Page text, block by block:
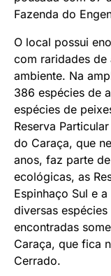
Fazenda do
O local possui
com raridades de
ambiente. Na
386 espécies de
espécies de
Reserva
do Caraça, que
anos, faz parte
ecológicas, as
Espinhaço Sul e
diversas
encontradas
Caraça, que fica
Cerrado.